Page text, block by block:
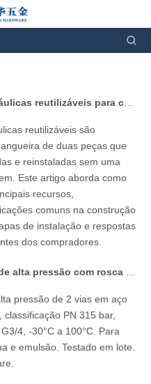
e Eventos
​​para conjuntos de mangueiras de alta pressão
reutilizáveis ​​são
de duas peças que
e reinstaladas sem uma
Este artigo aborda como
recursos,
comuns na construção
de instalação e respostas
dos compradores.
rosca fêmea de 2 vias em aço carbono KHB – KHB-G3/4
pressão de 2 vias em aço
PN 315 bar,
4, -30°C a 100°C. Para
e emulsão. Testado em lote.